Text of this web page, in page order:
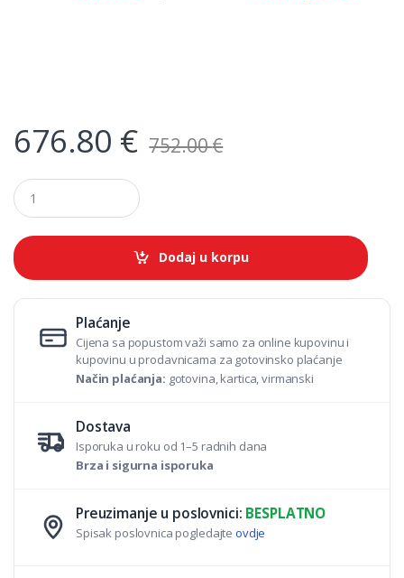
676.80 € 752.00€
Q
u
a
t
i
Dodaj u korpu
Plaćanje
Cijena sa popustom važi samo za online kupovinu i
kupovinu u prodavnicama za gotovinsko plaćanje
Način plaćanja: gotovina, kartica, virmanski
Dostava
Isporuka u roku od 1–5 radnih dana
Brza i sigurna isporuka
Preuzimanje u poslovnici: BESPLATNO
Spisak poslovnica pogledajte ovdje